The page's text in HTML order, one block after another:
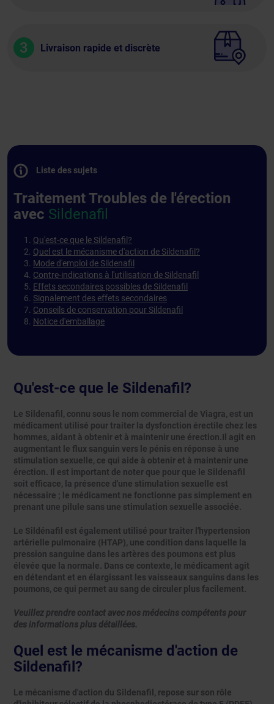
3 Livraison rapide et discrète
Qu'est-ce que le Sildenafil?
Le Sildenafil, connu sous le nom commercial de Viagra, est un
médicament utilisé pour traiter la dysfonction érectile chez les
hommes, aidant à obtenir et à maintenir une érection.Il agit en
augmentant le flux sanguin vers le pénis en réponse à une
stimulation sexuelle, ce qui aide à obtenir et à maintenir une
érection. Il est important de noter que pour que le Sildenafil
soit efficace, la présence d'une stimulation sexuelle est
nécessaire ; le médicament ne fonctionne pas simplement en
prenant une pilule sans une stimulation sexuelle associée.
Le Sildénafil est également utilisé pour traiter l'hypertension
artérielle pulmonaire (HTAP), une condition dans laquelle la
pression sanguine dans les artères des poumons est plus
élevée que la normale. Dans ce contexte, le médicament agit
en détendant et en élargissant les vaisseaux sanguins dans les
poumons, ce qui permet au sang de circuler plus facilement.
Veuillez prendre contact avec nos médecins compétents pour
des informations plus détaillées.
Quel est le mécanisme d'action de
Sildenafil?
Le mécanisme d'action du Sildenafil, repose sur son rôle
Liste des sujets
Traitement Troubles de l'érection
avec Sildenafil
Qu'est-ce que le Sildenafil?
Quel est le mécanisme d'action de Sildenafil?
Mode d'emploi de Sildenafil
Contre-indications à l'utilisation de Sildenafil
Effets secondaires possibles de Sildenafil
Signalement des effets secondaires
Conseils de conservation pour Sildenafil
Notice d'emballage